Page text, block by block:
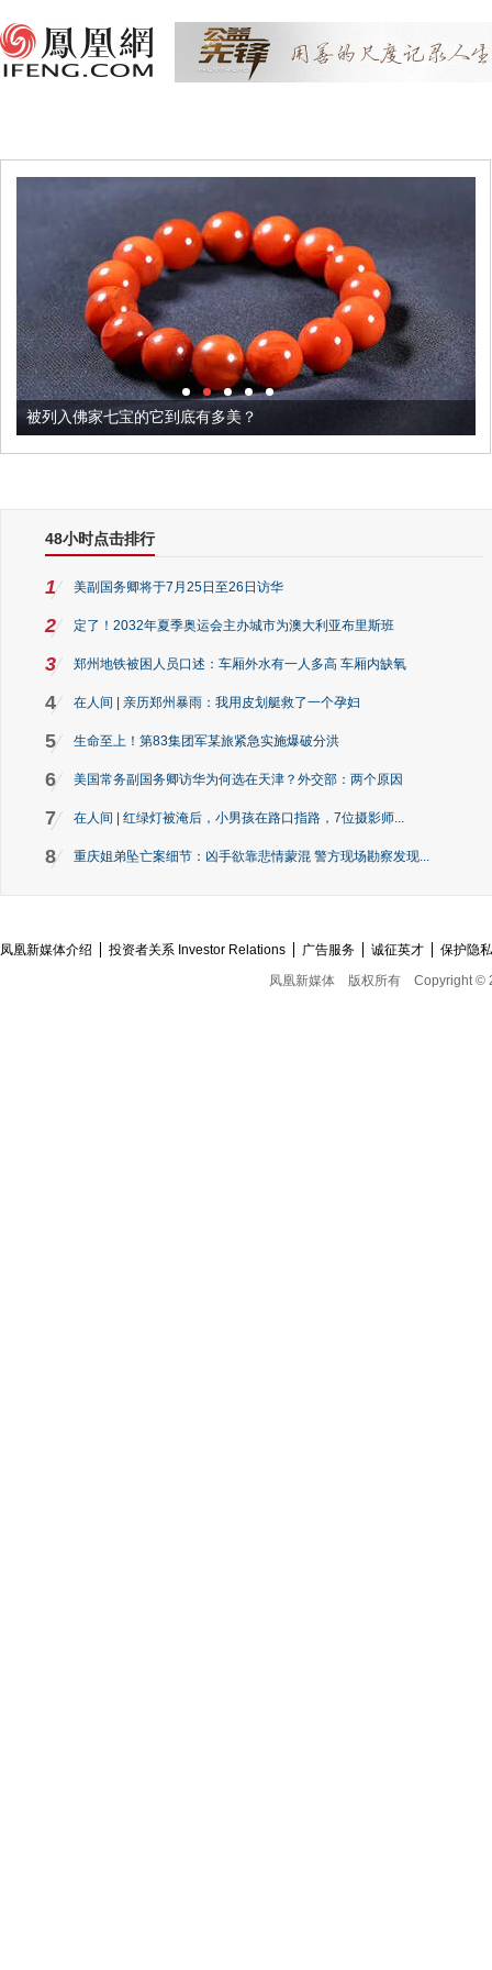
被列入佛家七宝的它到底有多美？
48小时点击排行
1 美副国务卿将于7月25日至26日访华
2 定了！2032年夏季奥运会主办城市为澳大利亚布里斯班
3 郑州地铁被困人员口述：车厢外水有一人多高 车厢内缺氧
4 在人间 | 亲历郑州暴雨：我用皮划艇救了一个孕妇
5 生命至上！第83集团军某旅紧急实施爆破分洪
6 美国常务副国务卿访华为何选在天津？外交部：两个原因
7 在人间 | 红绿灯被淹后，小男孩在路口指路，7位摄影师...
8 重庆姐弟坠亡案细节：凶手欲靠悲情蒙混 警方现场勘察发现...
凤凰新媒体介绍 投资者关系 Investor Relations 广告服务 诚征英才
保护隐
凤凰新媒体
版权所有 Copyright ©